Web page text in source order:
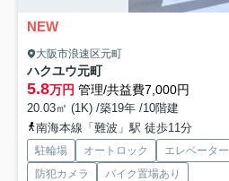
NEW
大阪市浪速区元町
ハクユウ元町
5.8万円 管理/共益費7,000円
20.03㎡ (1K) /築19年 /10階建
南海本線「難波」駅 徒歩11分
駐輪場 オートロック エレベーター
防犯カメラ
バイク置場あり